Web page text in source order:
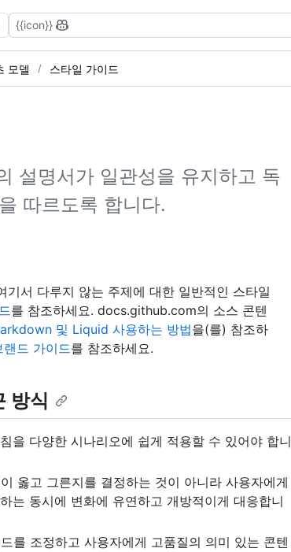
{{icon}}
모델 스타일 가이드
설명서가 일관성을 유지하고 독
따르도록 합니다.
서 다루지 않는 주제에 대한 일반적인 스타일
를 참조하세요. docs.github.com의 소스 콘텐
및 Liquid 사용하는 방법을(를) 참조하
드 가이드를 참조하세요.
방식
을 다양한 시나리오에 쉽게 적용할 수 있어야 합니
옳고 그른지를 결정하는 것이 아니라 사용자에게
는 동시에 변화에 유연하고 개방적이게 대응합니
를 조정하고 사용자에게 고품질의 의미 있는 콘텐